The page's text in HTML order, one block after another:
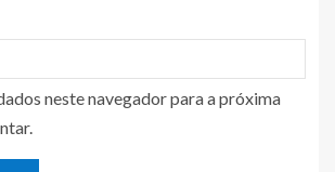
neste navegador para a próxima